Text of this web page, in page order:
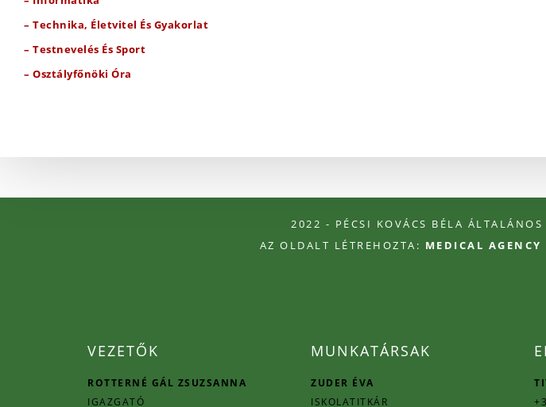
– Technika, Életvitel És Gyakorlat
– Testnevelés És Sport
– Osztályfőnöki Óra
2022 - PÉCSI KOVÁCS BÉLA
AZ OLDALT LÉTREHOZTA: MEDICAL
VEZETŐK
ROTTERNÉ GÁL ZSUZSANNA
IGAZGATÓ
MUNKATÁRSAK
ZUDER ÉVA
ISKOLATITKÁR